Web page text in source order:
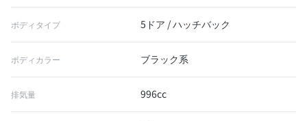
ボディタイプ 5ドア / ハッチバック
ボディカラー ブラック系
排気量 996cc